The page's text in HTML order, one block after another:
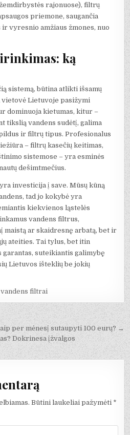
rajonuose), filtrų
priemone, saugančia
vyresnio amžiaus žmones, nuo
ką
sistemą, būtina atlikti išsamų
Lietuvoje pasižymi
dominuoja kietumas, kitur –
tikslią vandens sudėtį, galima
ir filtrų tipus. Profesionalus
– filtrų kasečių keitimas,
sistemose – yra esminės
dešimtmečius.
investicija į save. Mūsų kūną
tad jo kokybė yra
kiekvienos ląstelės
vandens filtrus,
maistą ar skaidresnę arbatą, bet ir
ateities. Tai tylus, bet itin
garantas, suteikiantis galimybę
Lietuvos išteklių be jokių
vandens filtrai
per mėnesį sutaupyti 100 eurų? →
Dokrinesa įžvalgos
Būtini laukeliai pažymėti *